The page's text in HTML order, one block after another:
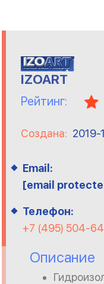
IZOART
Рейтинг:
Создана: 2019-
Email:
[email
Телефон:
+7 (495) 504-
Описание